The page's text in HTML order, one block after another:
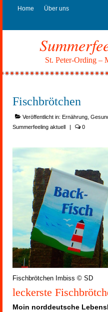
Home Über uns
St. Peter-Ording –
Fischbrötchen
Veröffentlicht in: Ernährung
Summerfeeling aktuell
| 0
Fischbrötchen Imbiss © SD
leckerste
Moin norddeutsche